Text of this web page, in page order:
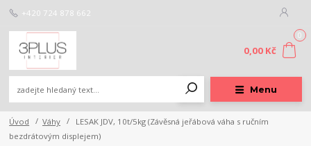
Menu
+420 724 878 662
0
0,00 Kč
Úvod Váhy
LESAK JDV, 10t/5kg (Závěsná jeřábová váha s ručním
bezdrátovým displejem)